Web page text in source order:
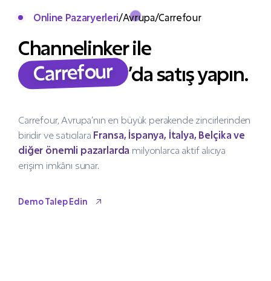
Online Pazaryerleri/Avrupa/Carrefour
Channelinker ile
Carrefour ’da satış yapın.
Carrefour, Avrupa’nın en büyük perakende zincirlerinden
biridir ve satıcılara Fransa, İspanya, İtalya, Belçika ve
diğer önemli pazarlarda milyonlarca aktif alıcıya
erişim imkânı sunar.
Demo Talep Edin